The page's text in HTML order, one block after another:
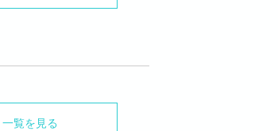
一覧を見る